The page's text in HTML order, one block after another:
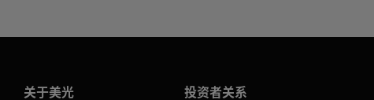
关于美光 投资者关系